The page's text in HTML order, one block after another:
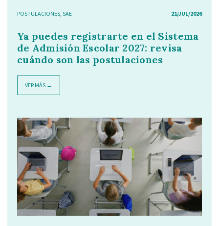
POSTULACIONES, SAE 21/JUL/2026
Ya puedes registrarte en el Sistema
de Admisión Escolar 2027: revisa
cuándo son las postulaciones
VER MÁS →